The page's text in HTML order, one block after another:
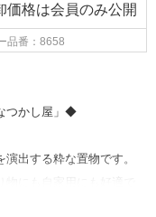
価格は会員のみ公開
品番：8658
し屋」◆
する粋な置物です。